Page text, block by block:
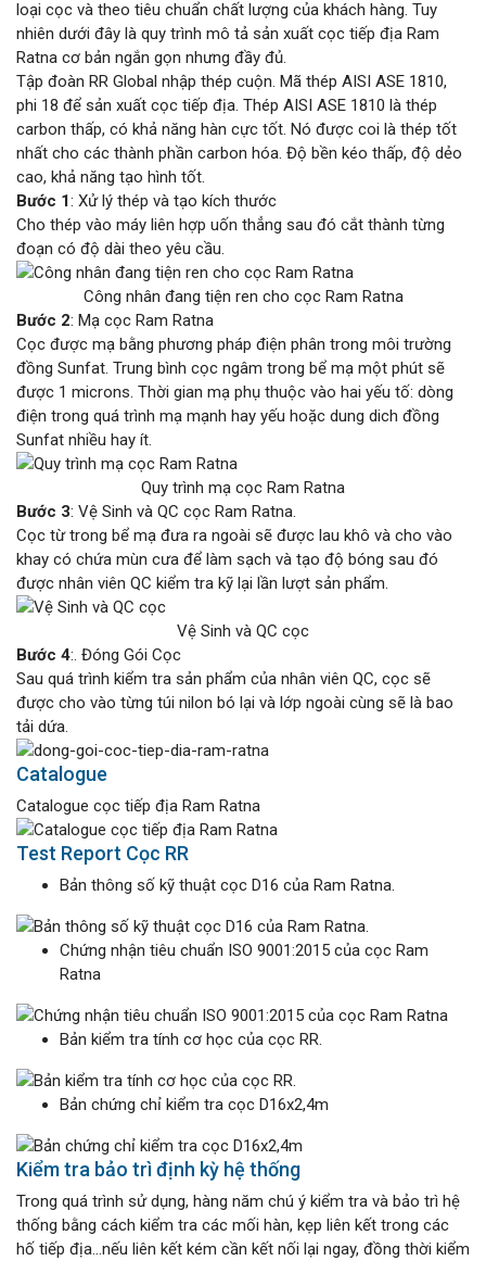
loại cọc và theo tiêu chuẩn chất lượng của khách hàng. Tuy
nhiên dưới đây là quy trình mô tả sản xuất cọc tiếp địa Ram
Ratna cơ bản ngắn gọn nhưng đầy đủ.
Tập đoàn RR Global nhập thép cuộn. Mã thép AISI ASE 1810,
phi 18 để sản xuất cọc tiếp địa. Thép AISI ASE 1810 là thép
carbon thấp, có khả năng hàn cực tốt. Nó được coi là thép tốt
nhất cho các thành phần carbon hóa. Độ bền kéo thấp, độ dẻo
cao, khả năng tạo hình tốt.
Bước 1: Xử lý thép và tạo kích thước
Cho thép vào máy liên hợp uốn thẳng sau đó cắt thành từng
đoạn có độ dài theo yêu cầu.
Công nhân đang tiện ren cho cọc Ram Ratna
Bước 2: Mạ cọc Ram Ratna
Cọc được mạ bằng phương pháp điện phân trong môi trường
đồng Sunfat. Trung bình cọc ngâm trong bể mạ một phút sẽ
được 1 microns. Thời gian mạ phụ thuộc vào hai yếu tố: dòng
điện trong quá trình mạ mạnh hay yếu hoặc dung dich đồng
Sunfat nhiều hay ít.
Quy trình mạ cọc Ram Ratna
Bước 3: Vệ Sinh và QC cọc Ram Ratna.
Cọc từ trong bể mạ đưa ra ngoài sẽ được lau khô và cho vào
khay có chứa mùn cưa để làm sạch và tạo độ bóng sau đó
được nhân viên QC kiểm tra kỹ lại lần lượt sản phẩm.
Vệ Sinh và QC cọc
Bước 4:. Đóng Gói Cọc
Sau quá trình kiểm tra sản phẩm của nhân viên QC, cọc sẽ
được cho vào từng túi nilon bó lại và lớp ngoài cùng sẽ là bao
tải dứa.
Catalogue
Catalogue cọc tiếp địa Ram Ratna
Test Report Cọc RR
Bản thông số kỹ thuật cọc D16 của Ram Ratna.
Chứng nhận tiêu chuẩn ISO 9001:2015 của cọc Ram
Ratna
Bản kiểm tra tính cơ học của cọc RR.
Bản chứng chỉ kiểm tra cọc D16x2,4m
Kiểm tra bảo trì định kỳ hệ thống
Trong quá trình sử dụng, hàng năm chú ý kiểm tra và bảo trì hệ
thống bằng cách kiểm tra các mối hàn, kẹp liên kết trong các
hố tiếp địa…nếu liên kết kém cần kết nối lại ngay, đồng thời kiểm